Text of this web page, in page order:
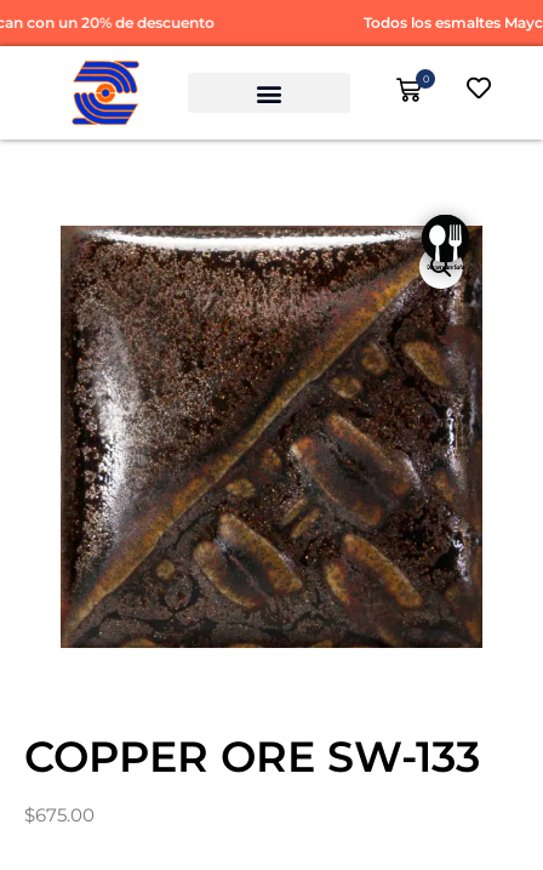
con un 20% de descuento Todos los esmaltes
0
COPPER ORE SW-133
$675.00